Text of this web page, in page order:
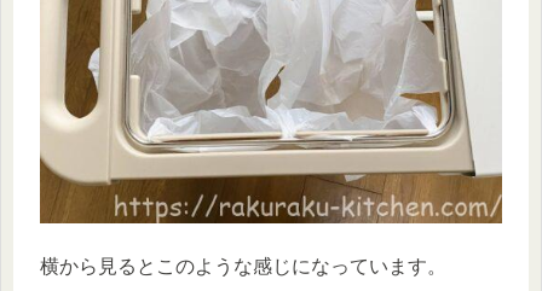
横から見るとこのような感じになっています。